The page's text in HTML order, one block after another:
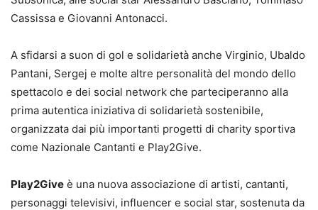
Cassissa e Giovanni Antonacci.
A sfidarsi a suon di gol e solidarietà anche Virginio, Ubaldo
Pantani, Sergej e molte altre personalità del mondo dello
spettacolo e dei social network che parteciperanno alla
prima autentica iniziativa di solidarietà sostenibile,
organizzata dai più importanti progetti di charity sportiva
come Nazionale Cantanti e Play2Give.
Play2Give è una nuova associazione di artisti, cantanti,
personaggi televisivi, influencer e social star, sostenuta da